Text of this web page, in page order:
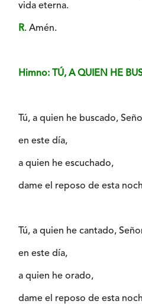
vida eterna.
R. Amén.
Himno: TÚ, A QUIEN HE
Tú, a quien he buscado,
en este día,
a quien he escuchado,
dame el reposo de esta
Tú, a quien he cantado,
en este día,
a quien he orado,
dame el reposo de esta